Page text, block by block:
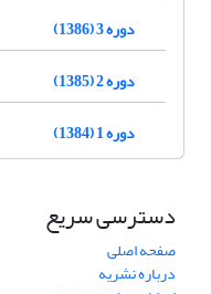
دوره 3 (1386)
دوره 2 (1385)
دوره 1 (1384)
دسترسی سریع
صفحه اصلی
درباره نشریه